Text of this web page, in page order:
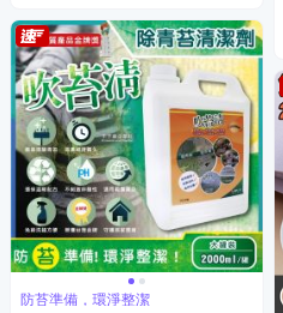
防苔準備，環淨整潔